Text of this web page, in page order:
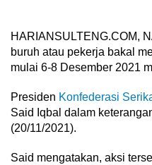
HARIANSULTENG.COM,
buruh atau pekerja bakal
mulai 6-8 Desember 2021
Presiden Konfederasi
Said Iqbal dalam
(20/11/2021).
Said mengatakan, aksi